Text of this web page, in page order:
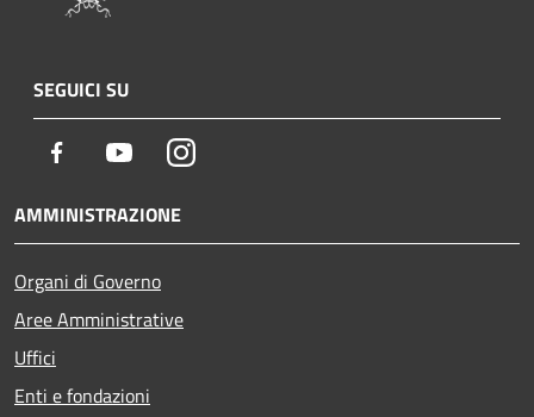
SEGUICI SU
Facebook YoutubeInstagram
AMMINISTRAZIONE
Organi di Governo
Aree Amministrative
Uffici
Enti e fondazioni